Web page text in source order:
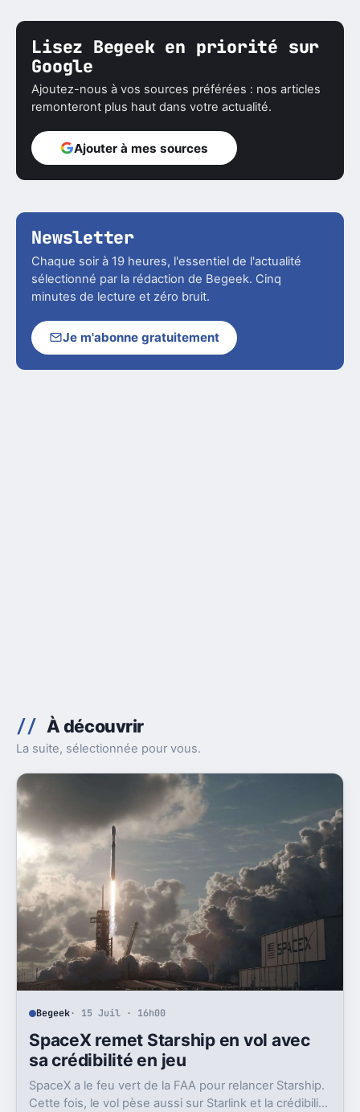
Lisez Begeek en priorité sur
Google
Ajoutez-nous à vos sources préférées : nos articles
remonteront plus haut dans votre actualité.
Ajouter à mes sources
Newsletter
Chaque soir à 19 heures, l'essentiel de l'actualité
sélectionné par la rédaction de Begeek. Cinq
minutes de lecture et zéro bruit.
Je m'abonne gratuitement
À découvrir
La suite, sélectionnée pour vous.
Begeek· 15 Juil · 16h00
SpaceX remet Starship en vol avec
sa crédibilité en jeu
SpaceX a le feu vert de la FAA pour relancer Starship.
Cette fois, le vol pèse aussi sur Starlink et la crédibilité